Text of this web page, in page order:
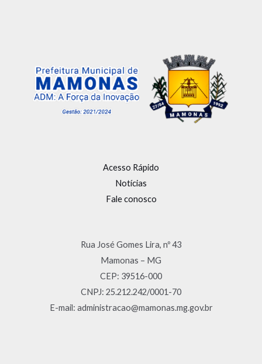
Acesso Rápido
Notícias
Fale conosco
Rua José Gomes Lira, nº 43
Mamonas – MG
CEP: 39516-000
CNPJ: 25.212.242/0001-70
E-mail: administracao@mamonas.mg.gov.br